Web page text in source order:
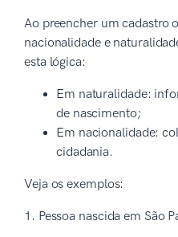
Ao preencher um cadastro
nacionalidade e
esta lógica:
Em naturalidade:
de nascimento;
Em nacionalidade:
cidadania.
Veja os exemplos:
1. Pessoa nascida em São